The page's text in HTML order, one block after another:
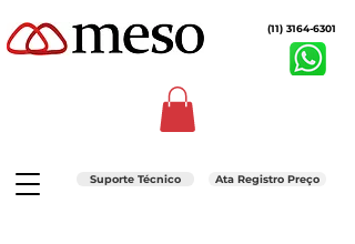
(11) 3164-6301
Suporte Técnico Ata Registro Preço